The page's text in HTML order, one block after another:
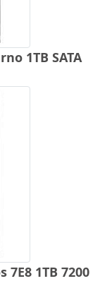
1TB SATA
7E8 1TB 7200